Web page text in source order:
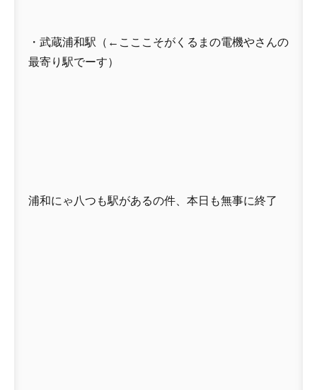
・武蔵浦和駅（←こここそがくるまの電機やさんの
最寄り駅でーす）
浦和にゃ八つも駅があるの件、本日も無事に終了